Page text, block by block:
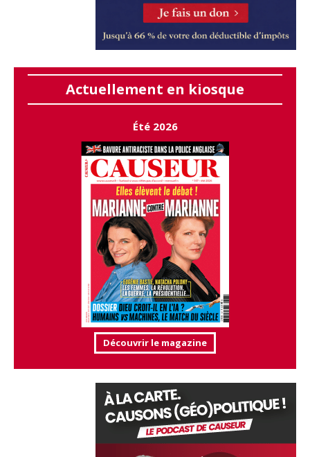
Actuellement en kiosque
Été 2026
Découvrir le magazine